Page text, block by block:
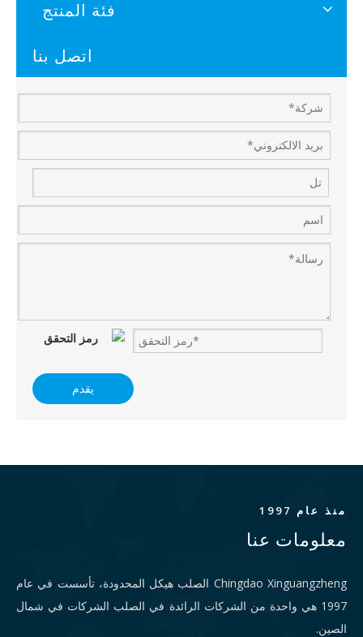
فئة المنتج
اتصل بنا
يقدم
منذ عام 1997
معلومات عنا
Chingdao Xinguangzheng الصلب هيكل المحدودة، تأسست في عام
1997 هي واحدة من الشركات الرائدة في الصلب الشركات في شمال
الصين.